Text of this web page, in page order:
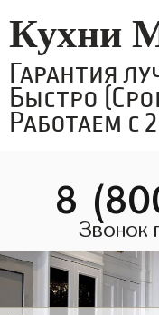
Кухни
Гарантия
Быстро
Работаем с
8
Звонок